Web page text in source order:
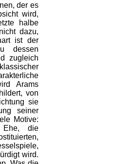
der es
wird,
halbe
dazu,
ist der
dessen
zugleich
Arams
von
sie
seiner
Motive:
die
wird.